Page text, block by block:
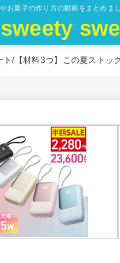
お菓子の作り方の動画をまとめま
ト 【材料3つ】この夏ストッ